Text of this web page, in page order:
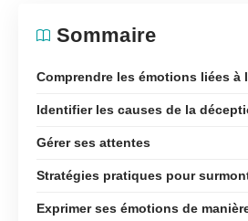
Sommaire
Comprendre les émotions liées à
Identifier les causes de la
Gérer ses attentes
Stratégies pratiques pour
Exprimer ses émotions de